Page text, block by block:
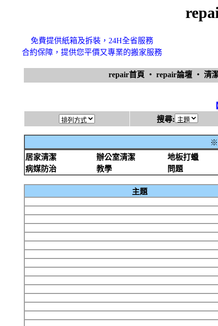
免費提供紙箱及拆裝，24H全省服務
合約保障，提供您平價又專業的搬家服務
repair首頁 ‧ repair論壇 ‧ 清
搜尋:
※
居家清潔
辦公室清潔
地板打蠟
病媒防治
教學 問題
主題